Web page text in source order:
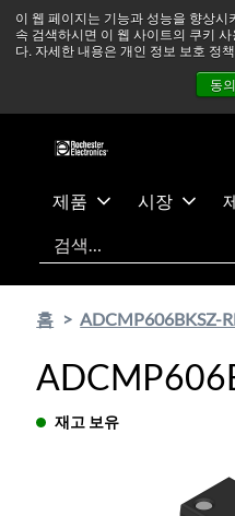
이 웹 페이지는 기능과 성능을 향상
속 검색하시면 이 웹 사이트의 쿠키
다. 자세한 내용은 개인 정보 보호 정
동
츠
건
중동 지역 상황을 지속적으
정상적으로 운영되고
뉴스
제품 시장
검색
홈 ADCMP606BKSZ-
재고 보유